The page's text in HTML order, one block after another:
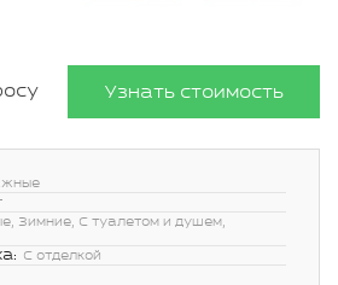
Узнать стоимость
Зимние, С туалетом и душем,
С отделкой